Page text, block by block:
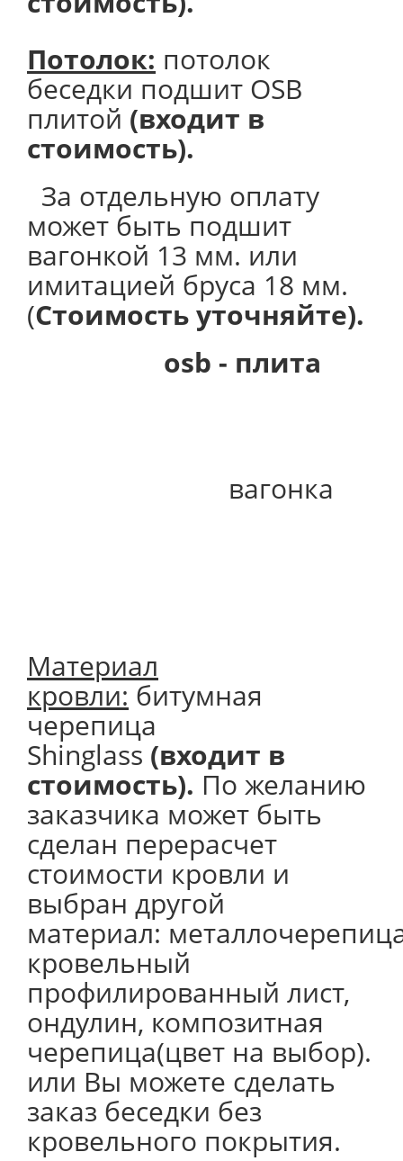
Потолок: потолок
беседки подшит OSB
плитой (входит в
стоимость).
За отдельную оплату
может быть подшит
вагонкой 13 мм. или
имитацией бруса 18 мм.
(Стоимость уточняйте).
osb - плита
вагонка
Материал
кровли: битумная
черепица
Shinglass (входит в
стоимость). По желанию
заказчика может быть
сделан перерасчет
стоимости кровли и
выбран другой
материал:
кровельный
профилированный лист,
ондулин, композитная
черепица(цвет на выбор).
или Вы можете сделать
заказ беседки без
кровельного покрытия.